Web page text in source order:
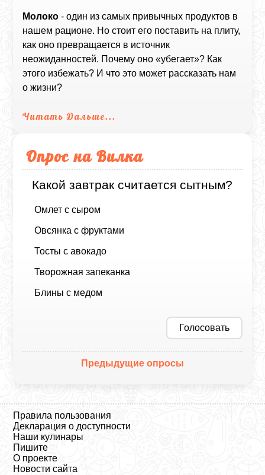
Молоко - один из самых привычных продуктов в
нашем рационе. Но стоит его поставить на плиту,
как оно превращается в источник
неожиданностей. Почему оно «убегает»? Как
этого избежать? И что это может рассказать нам
о жизни?
Читать Дальше...
Опрос на Вилка
Какой завтрак считается сытным?
Омлет с сыром
Овсянка с фруктами
Тосты с авокадо
Творожная запеканка
Блины с медом
Голосовать
Предыдущие опросы
Правила пользования
Декларация о доступности
Наши кулинары
Пишите
О проекте
Новости сайта